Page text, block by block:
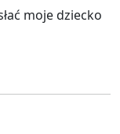
moje dziecko